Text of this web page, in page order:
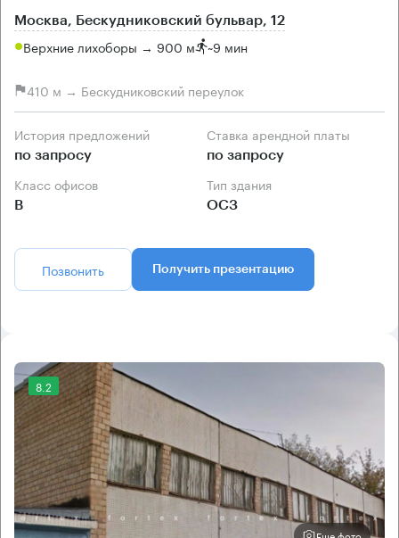
Москва, Бескудниковский бульвар, 12
Верхние лихоборы → 900 м ~9 мин
410 м → Бескудниковский переулок
История предложений
по запросу
Ставка арендной платы
по запросу
Класс офисов
B
Тип здания
ОСЗ
Позвонить Получить презентацию
8.2